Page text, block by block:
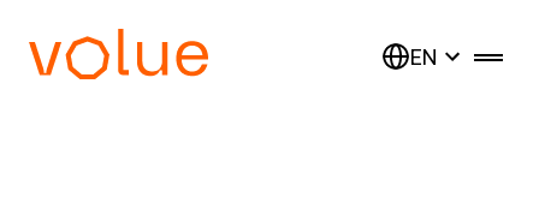
EN